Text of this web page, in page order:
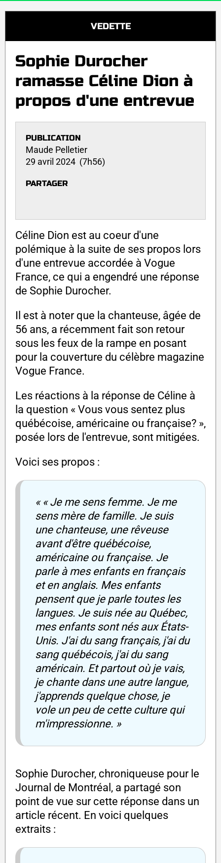
VEDETTE
Sophie Durocher
ramasse Céline Dion à
propos d'une entrevue
PUBLICATION
Maude Pelletier
29 avril 2024 (7h56)
PARTAGER
Céline Dion est au coeur d'une
polémique à la suite de ses propos lors
d'une entrevue accordée à Vogue
France, ce qui a engendré une réponse
de Sophie Durocher.
Il est à noter que la chanteuse, âgée de
56 ans, a récemment fait son retour
sous les feux de la rampe en posant
pour la couverture du célèbre magazine
Vogue France.
Les réactions à la réponse de Céline à
la question « Vous vous sentez plus
québécoise, américaine ou française? »,
posée lors de l'entrevue, sont mitigées.
Voici ses propos :
« « Je me sens femme. Je me
sens mère de famille. Je suis
une chanteuse, une rêveuse
avant d'être québécoise,
américaine ou française. Je
parle à mes enfants en français
et en anglais. Mes enfants
pensent que je parle toutes les
langues. Je suis née au Québec,
mes enfants sont nés aux États-
Unis. J'ai du sang français, j'ai du
sang québécois, j'ai du sang
américain. Et partout où je vais,
je chante dans une autre langue,
j'apprends quelque chose, je
vole un peu de cette culture qui
m'impressionne. »
Sophie Durocher, chroniqueuse pour le
Journal de Montréal, a partagé son
point de vue sur cette réponse dans un
article récent. En voici quelques
extraits :